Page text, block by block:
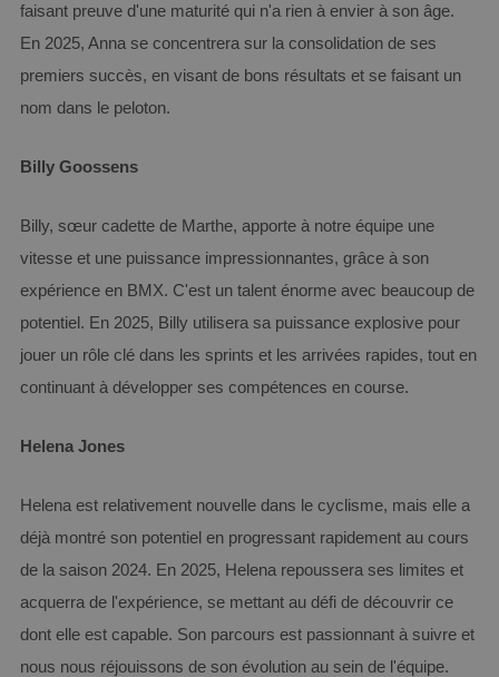
faisant preuve d'une maturité qui n'a rien à envier à son âge.
En 2025, Anna se concentrera sur la consolidation de ses
premiers succès, en visant de bons résultats et se faisant un
nom dans le peloton.
Billy Goossens
Billy, sœur cadette de Marthe, apporte à notre équipe une
vitesse et une puissance impressionnantes, grâce à son
expérience en BMX. C'est un talent énorme avec beaucoup de
potentiel. En 2025, Billy utilisera sa puissance explosive pour
jouer un rôle clé dans les sprints et les arrivées rapides, tout en
continuant à développer ses compétences en course.
Helena Jones
Helena est relativement nouvelle dans le cyclisme, mais elle a
déjà montré son potentiel en progressant rapidement au cours
de la saison 2024. En 2025, Helena repoussera ses limites et
acquerra de l'expérience, se mettant au défi de découvrir ce
dont elle est capable. Son parcours est passionnant à suivre et
nous nous réjouissons de son évolution au sein de l'équipe.